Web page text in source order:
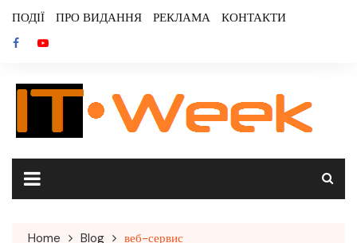
content
ПОДІЇ ПРО ВИДАННЯ РЕКЛАМА КОНТАКТИ
Home Blog веб-сервис